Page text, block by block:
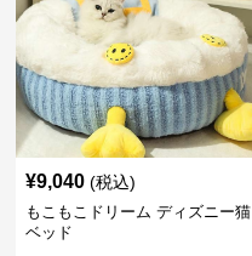
¥9,040 (税込)
もこもこドリーム ディズニー猫
ベッド